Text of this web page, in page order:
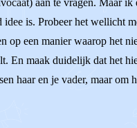
aan te vragen. Maar ik
idee is. Probeer het wellicht
op een manier waarop het
En maak duidelijk dat het
haar en je vader, maar om